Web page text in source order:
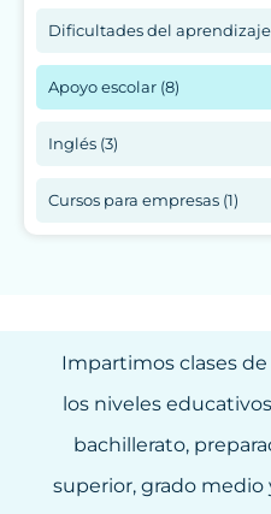
Dificultades del aprendizaje
Apoyo escolar (8)
Inglés (3)
Cursos para empresas (1)
Impartimos clases
los niveles
bachillerato,
superior, grado medio